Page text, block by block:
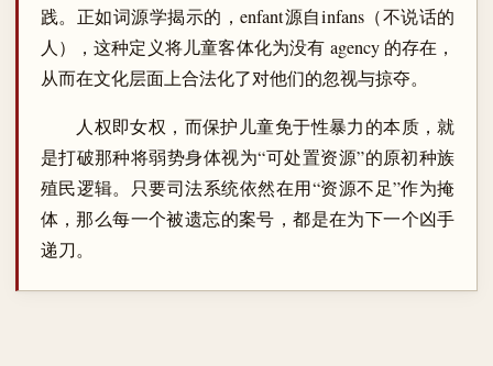
践。正如词源学揭示的，enfant源自infans（不说话的
人），这种定义将儿童客体化为没有 agency 的存在，
从而在文化层面上合法化了对他们的忽视与掠夺。
人权即女权，而保护儿童免于性暴力的本质，就
是打破那种将弱势身体视为“可处置资源”的原初种族
殖民逻辑。只要司法系统依然在用“资源不足”作为掩
体，那么每一个被遗忘的案号，都是在为下一个凶手
递刀。